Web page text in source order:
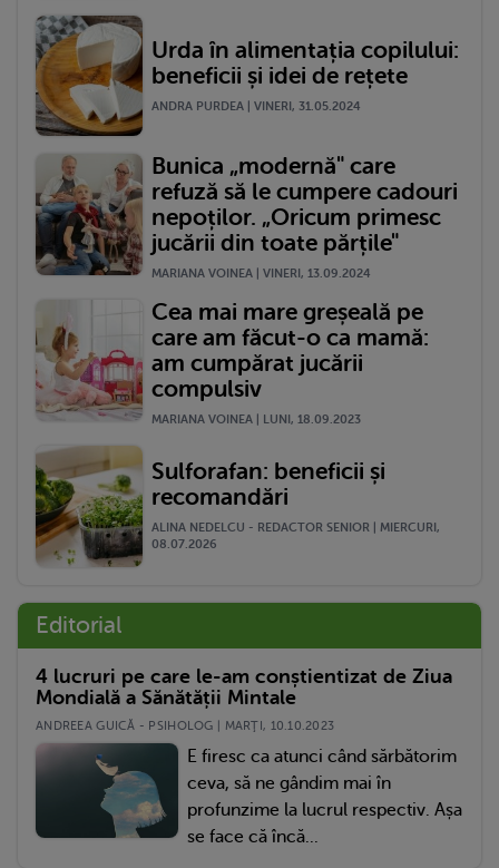
Urda în alimentația copilului:
beneficii și idei de rețete
ANDRA PURDEA | VINERI, 31.05.2024
Bunica „modernă" care
refuză să le cumpere cadouri
nepoților. „Oricum primesc
jucării din toate părțile"
MARIANA VOINEA | VINERI, 13.09.2024
Cea mai mare greșeală pe
care am făcut-o ca mamă:
am cumpărat jucării
compulsiv
MARIANA VOINEA | LUNI, 18.09.2023
Sulforafan: beneficii și
recomandări
ALINA NEDELCU - REDACTOR SENIOR | MIERCURI,
08.07.2026
Editorial
4 lucruri pe care le-am conștientizat de Ziua
Mondială a Sănătății Mintale
ANDREEA GUICĂ - PSIHOLOG | MARŢI, 10.10.2023
E firesc ca atunci când sărbătorim
ceva, să ne gândim mai în
profunzime la lucrul respectiv. Așa
se face că încă...